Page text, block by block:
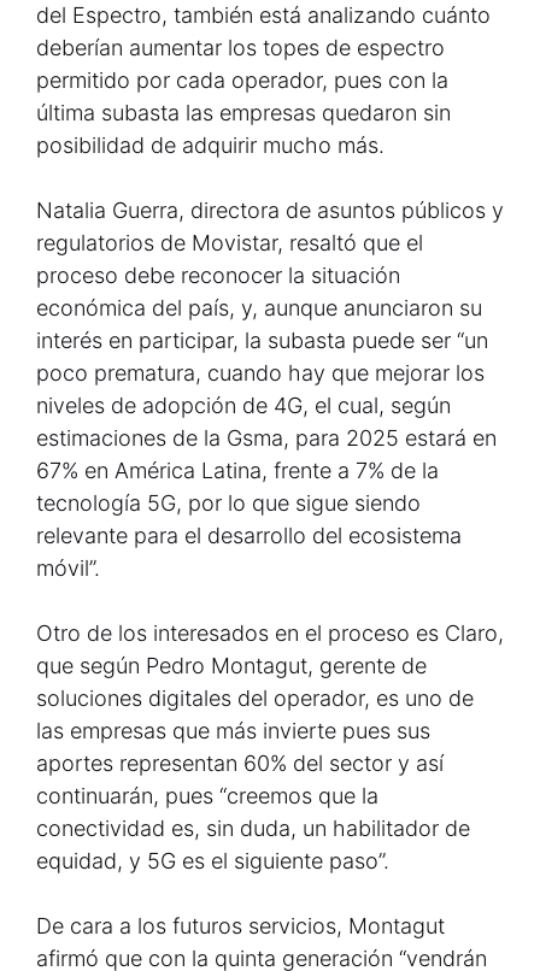
del Espectro, también está analizando cuánto
deberían aumentar los topes de espectro
permitido por cada operador, pues con la
última subasta las empresas quedaron sin
posibilidad de adquirir mucho más.
Natalia Guerra, directora de asuntos públicos y
regulatorios de Movistar, resaltó que el
proceso debe reconocer la situación
económica del país, y, aunque anunciaron su
interés en participar, la subasta puede ser “un
poco prematura, cuando hay que mejorar los
niveles de adopción de 4G, el cual, según
estimaciones de la Gsma, para 2025 estará en
67% en América Latina, frente a 7% de la
tecnología 5G, por lo que sigue siendo
relevante para el desarrollo del ecosistema
móvil”.
Otro de los interesados en el proceso es Claro,
que según Pedro Montagut, gerente de
soluciones digitales del operador, es uno de
las empresas que más invierte pues sus
aportes representan 60% del sector y así
continuarán, pues “creemos que la
conectividad es, sin duda, un habilitador de
equidad, y 5G es el siguiente paso”.
De cara a los futuros servicios, Montagut
afirmó que con la quinta generación “vendrán